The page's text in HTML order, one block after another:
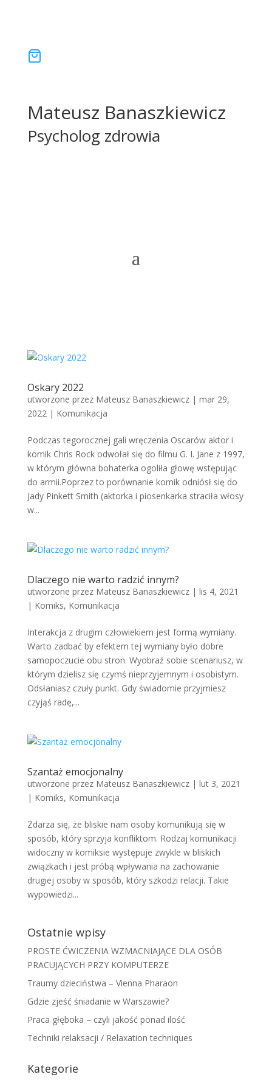
Mateusz Banaszkiewicz
Psycholog zdrowia
Oskary 2022
utworzone przez Mateusz Banaszkiewicz| mar 29,
2022| Komunikacja
Podczas tegorocznej gali wręczenia Oscarów aktor i
komik Chris Rock odwołał się do filmu G. I. Jane z 1997,
w którym główna bohaterka ogoliła głowę wstępując
do armii.Poprzez to porównanie komik odniósł się do
Jady Pinkett Smith (aktorka i piosenkarka straciła włosy
w...
Dlaczego nie warto radzić innym?
utworzone przez Mateusz Banaszkiewicz| lis 4, 2021
| Komiks, Komunikacja
Interakcja z drugim człowiekiem jest formą wymiany.
Warto zadbać by efektem tej wymiany było dobre
samopoczucie obu stron. Wyobraź sobie scenariusz, w
którym dzielisz się czymś nieprzyjemnym i osobistym.
Odsłaniasz czuły punkt. Gdy świadomie przyjmiesz
czyjąś radę,...
Szantaż emocjonalny
utworzone przez Mateusz Banaszkiewicz| lut 3, 2021
| Komiks, Komunikacja
Zdarza się, że bliskie nam osoby komunikują się w
sposób, który sprzyja konfliktom. Rodzaj komunikacji
widoczny w komiksie występuje zwykle w bliskich
związkach i jest próbą wpływania na zachowanie
drugiej osoby w sposób, który szkodzi relacji. Takie
wypowiedzi...
Ostatnie wpisy
PROSTE ĆWICZENIA WZMACNIAJĄCE DLA OSÓB
PRACUJĄCYCH PRZY KOMPUTERZE
Traumy dzieciństwa – Vienna Pharaon
Gdzie zjeść śniadanie w Warszawie?
Praca głęboka – czyli jakość ponad ilość
Techniki relaksacji / Relaxation techniques
Kategorie